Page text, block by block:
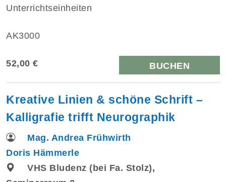
Unterrichtseinheiten
AK3000
52,00 € BUCHEN
Kreative Linien & schöne Schrift –
Kalligrafie trifft Neurographik
Mag. Andrea Frühwirth
Doris Hämmerle
VHS Bludenz (bei Fa. Stolz),